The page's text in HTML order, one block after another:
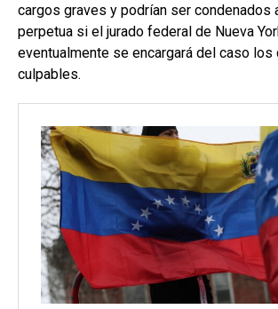
cargos graves y podrían ser condenados
perpetua si el jurado federal de Nueva
eventualmente se encargará del caso los
culpables.